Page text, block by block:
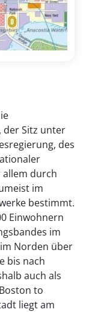
der Sitz unter
des
allem durch
im
bestimmt.
Einwohnern
im
Norden über
bis nach
auch als
to
liegt am